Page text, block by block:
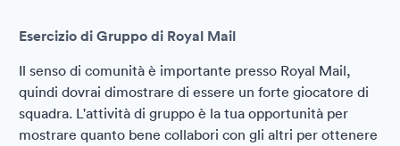
Esercizio di Gruppo di Royal Mail
Il senso di comunità è importante presso Royal Mail,
quindi dovrai dimostrare di essere un forte giocatore di
squadra. L'attività di gruppo è la tua opportunità per
mostrare quanto bene collabori con gli altri per ottenere